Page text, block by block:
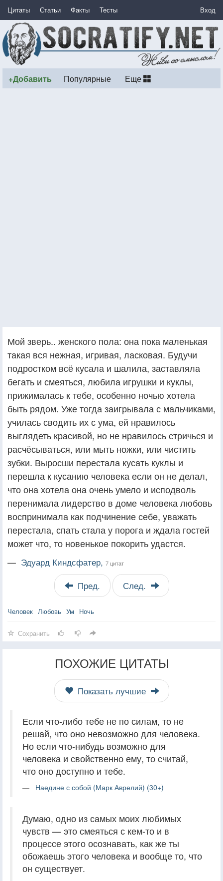
Цитаты Статьи Факты Тесты Вход
+Добавить Популярные Еще
Мой зверь.. женского пола: она пока маленькая
такая вся нежная, игривая, ласковая. Будучи
подростком всё кусала и шалила, заставляла
бегать и смеяться, любила игрушки и куклы,
прижималась к тебе, особенно ночью хотела
быть рядом. Уже тогда заигрывала с мальчиками,
училась сводить их с ума, ей нравилось
выглядеть красивой, но не нравилось стричься и
расчёсываться, или мыть ножки, или чистить
зубки. Выросши перестала кусать куклы и
перешла к кусанию человека если он не делал,
что она хотела она очень умело и исподволь
перенимала лидерство в доме человека любовь
воспринимала как подчинение себе, уважать
перестала, спать стала у порога и ждала гостей
может что, то новенькое покорить удастся.
— Эдуард Киндсфатер, 7 цитат
Пред. След.
Человек Любовь Ум Ночь
Сохранить
ПОХОЖИЕ ЦИТАТЫ
Показать лучшие
Если что-либо тебе не по силам, то не
решай, что оно невозможно для человека.
Но если что-нибудь возможно для
человека и свойственно ему, то считай,
что оно доступно и тебе.
Наедине с собой (Марк Аврелий) (30+)
Думаю, одно из самых моих любимых
чувств — это смеяться с кем-то и в
процессе этого осознавать, как же ты
обожаешь этого человека и вообще то, что
он существует.